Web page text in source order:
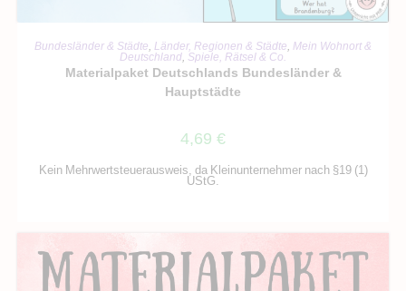
IN DEN WARENKORB
Bundesländer & Städte, Länder, Regionen & Städte, Mein Wohnort &
Deutschland, Spiele, Rätsel & Co.
Materialpaket Deutschlands Bundesländer &
Hauptstädte
4,69 €
Kein Mehrwertsteuerausweis, da Kleinunternehmer nach §19 (1)
UStG.